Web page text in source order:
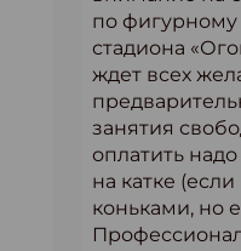
по фигурному
стадиона
ждет всех
занятия
оплатить
на катке
коньками, но